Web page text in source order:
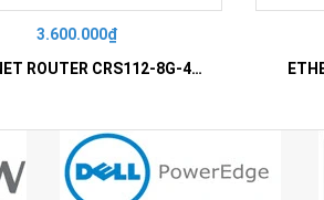
3.600.000₫
ETHERNET ROUTER CRS112-8G-4S-IN